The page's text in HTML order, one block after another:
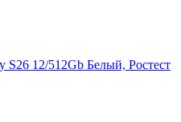
S26 12/512Gb Белый, Ростест